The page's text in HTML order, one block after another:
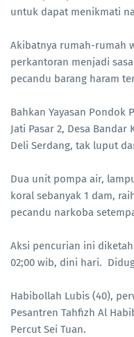
untuk dapat menikmati
Akibatnya rumah-rumah
perkantoran menjadi
pecandu barang haram
Bahkan Yayasan Pondok
Jati Pasar 2, Desa Bandar
Deli Serdang, tak luput
Dua unit pompa air,
koral sebanyak 1 dam,
pecandu narkoba
Aksi pencurian ini
02;00 wib, dini hari.
Habibollah Lubis (40),
Pesantren Tahfizh Al
Percut Sei Tuan.